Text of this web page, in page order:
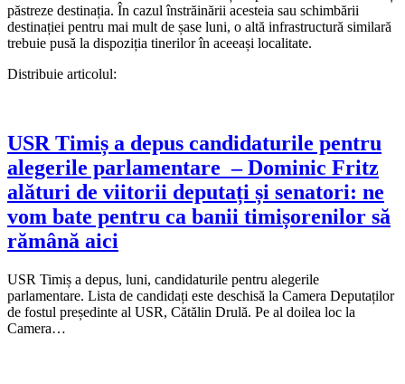
păstreze destinația. În cazul înstrăinării acesteia sau schimbării
destinației pentru mai mult de șase luni, o altă infrastructură similară
trebuie pusă la dispoziția tinerilor în aceeași localitate.
Distribuie articolul:
USR Timiș a depus candidaturile pentru
alegerile parlamentare – Dominic Fritz
alături de viitorii deputați și senatori: ne
vom bate pentru ca banii timișorenilor să
rămână aici
USR Timiș a depus, luni, candidaturile pentru alegerile
parlamentare. Lista de candidați este deschisă la Camera Deputaților
de fostul președinte al USR, Cătălin Drulă. Pe al doilea loc la
Camera…